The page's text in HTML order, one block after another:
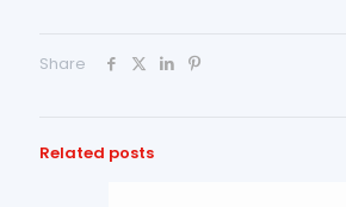
Share
Related posts